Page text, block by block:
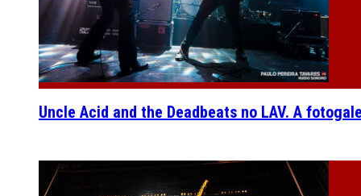
Uncle Acid and the Deadbeats no LAV. A